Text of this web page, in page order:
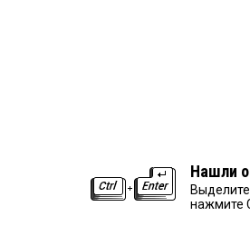
Нашли
нажмите